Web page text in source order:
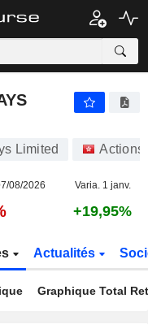
Limited Actions
08/2026 Varia. 1 janv.
+19,95%
Actualités
Graphique Total